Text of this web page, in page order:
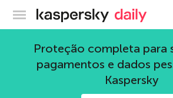
Blog oficial da
Proteção completa para
pagamentos e dados
Kaspersky